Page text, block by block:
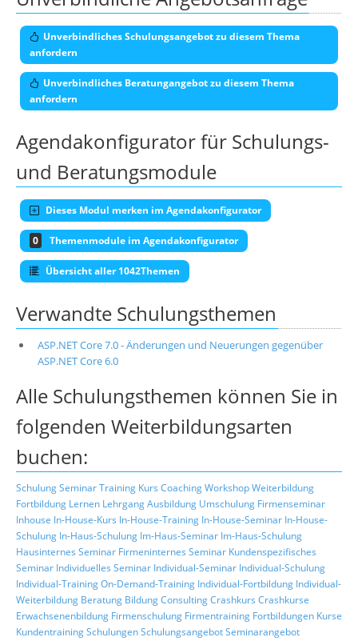
Unverbindliches Schulungsangebot zu diesem Thema
anfordern
Unverbindliches Beratungangebot zu diesem Thema
anfordern
Agendakonfigurator für Schulungs-
und Beratungsmodule
Dieses Modul merken im Agendakonfigurator
0 Themenmodule im Agendakonfigurator
Übersicht aller 1042Themen
Verwandte Schulungsthemen
ASP.NET Core 7.0 - Änderungen und Neuerungen gegenüber
ASP.NET Core 6.0
Alle Schulungsthemen können Sie in
folgenden Weiterbildungsarten
buchen:
SchulungSeminarTraining Kurs CoachingWorkshopWeiterbildung
Fortbildung Lernen LehrgangAusbildung Umschulung Firmenseminar
Inhouse In-House-Kurs In-House-Training In-House-Seminar In-House-
Schulung In-Haus-Schulung Im-Haus-Seminar Im-Haus-Schulung
Hausinternes Seminar Firmeninternes Seminar Kundenspezifisches
Seminar Individuelles Seminar Individual-Seminar Individual-Schulung
Individual-TrainingOn-Demand-Training Individual-Fortbildung Individual-
Weiterbildung Beratung BildungConsultingCrashkurs Crashkurse
Erwachsenenbildung Firmenschulung Firmentraining Fortbildungen Kurse
KundentrainingSchulungenSchulungsangebotSeminarangebot